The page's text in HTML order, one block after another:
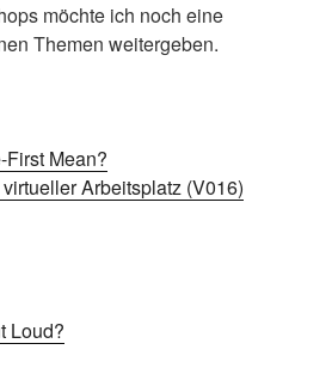
möchte ich noch eine
Themen weitergeben.
Mean?
Arbeitsplatz (V016)
Loud?